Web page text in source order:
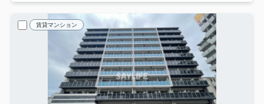
賃貸マンション